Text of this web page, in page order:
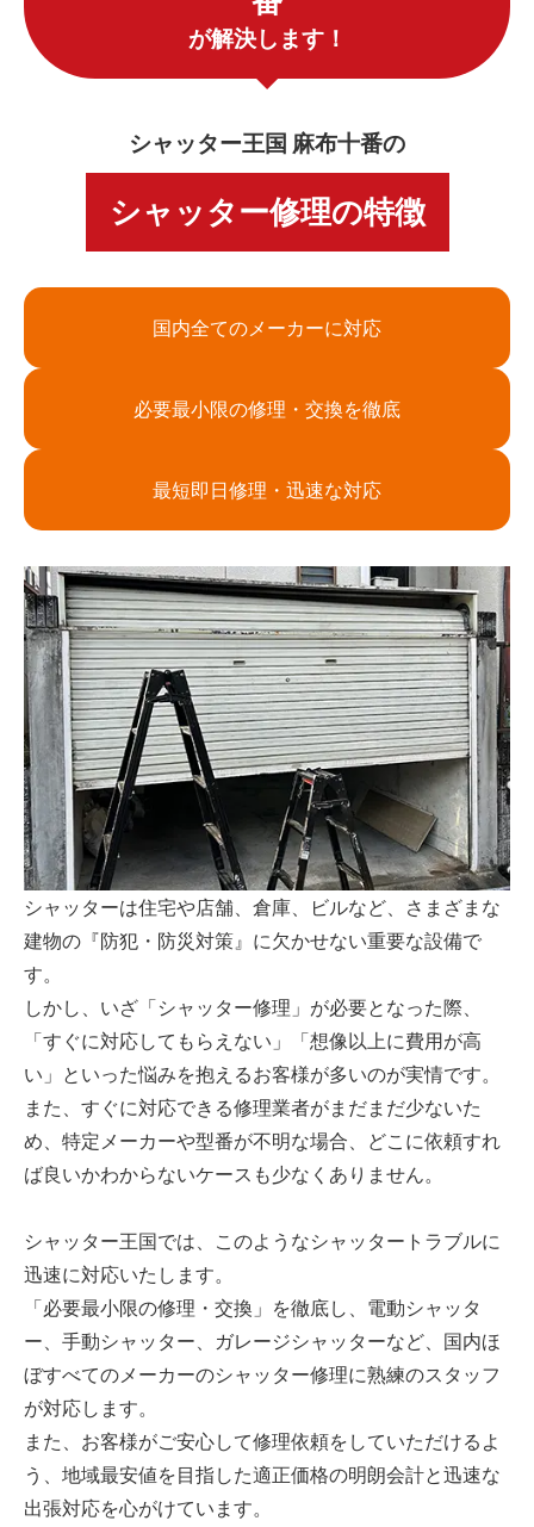
が解決します！
シャッター王国 麻布十番の
シャッター修理の特徴
国内全てのメーカーに対応
必要最小限の修理・交換を徹底
最短即日修理・迅速な対応
シャッターは住宅や店舗、倉庫、ビルなど、さまざまな
建物の『防犯・防災対策』に欠かせない重要な設備で
す。
しかし、いざ「シャッター修理」が必要となった際、
「すぐに対応してもらえない」「想像以上に費用が高
い」といった悩みを抱えるお客様が多いのが実情です。
また、すぐに対応できる修理業者がまだまだ少ないた
め、特定メーカーや型番が不明な場合、どこに依頼すれ
ば良いかわからないケースも少なくありません。
シャッター王国では、このようなシャッタートラブルに
迅速に対応いたします。
「必要最小限の修理・交換」を徹底し、電動シャッタ
ー、手動シャッター、ガレージシャッターなど、国内ほ
ぼすべてのメーカーのシャッター修理に熟練のスタッフ
が対応します。
また、お客様がご安心して修理依頼をしていただけるよ
う、地域最安値を目指した適正価格の明朗会計と迅速な
出張対応を心がけています。